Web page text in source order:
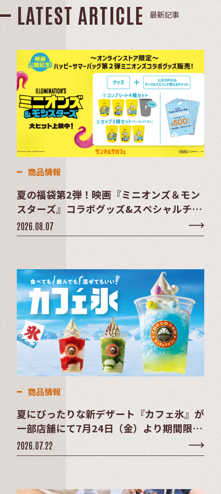
LATEST ARTICLE 最新記事
商品情報
夏の福袋第2弾！映画『ミニオンズ＆モン
スターズ』コラボグッズ&スペシャルチケ
ットセット登場！
2026.08.07
商品情報
夏にぴったりな新デザート『カフェ氷』が
一部店舗にて7月24日（金）より期間限定
販売
2026.07.22